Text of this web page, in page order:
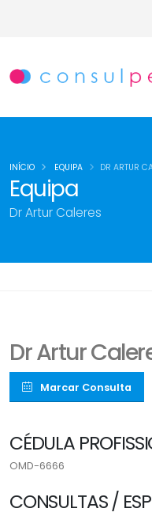
Equipa
Dr Artur Caleres
INÍCIO EQUIPA DR ARTUR
Dr Artur
Marcar Consulta
CÉDULA
OMD-6666
CONSULTAS /